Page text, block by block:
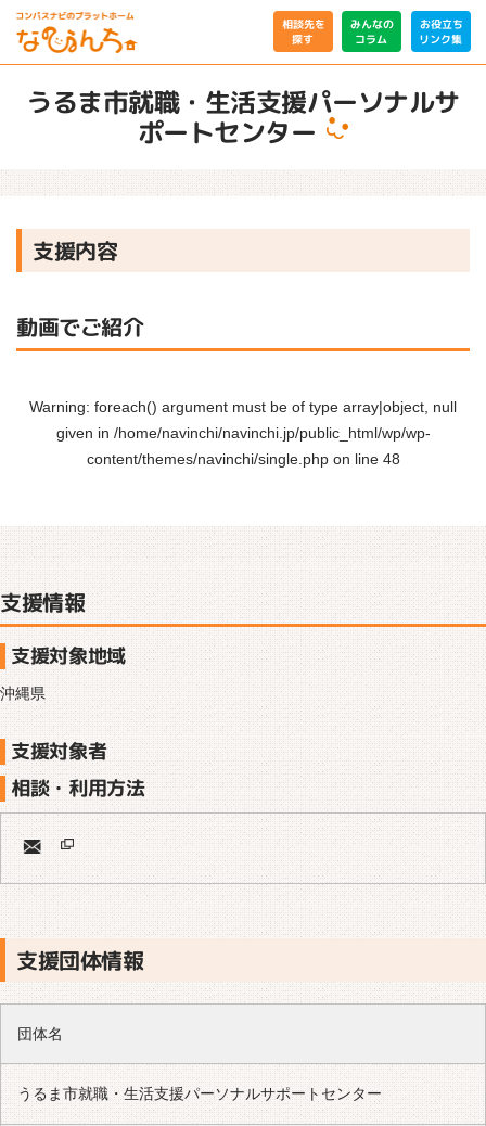
相談先を
探す
みんなの
コラム
お役立ち
リンク集
うるま市就職・生活支援パーソナルサ
ポートセンター
支援内容
動画でご紹介
Warning: foreach() argument must be of type array|object, null
given in /home/navinchi/navinchi.jp/public_html/wp/wp-
content/themes/navinchi/single.phpon line 48
支援情報
支援対象地域
沖縄県
支援対象者
相談・利用方法
支援団体情報
団体名
うるま市就職・生活支援パーソナルサポートセンター